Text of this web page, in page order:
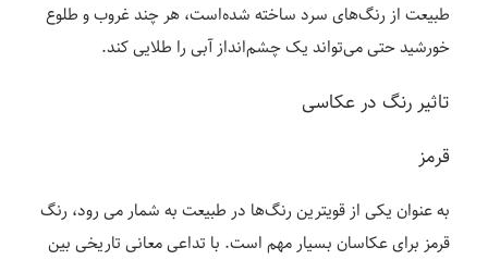
طبیعت از رنگ‌های سرد ساخته شده‌است، هر چند غروب و طلوع
خورشید حتی می‌تواند یک چشم‌انداز آبی را طلایی کند.
تاثیر رنگ در عکاسی
قرمز
به عنوان یکی از قویترین رنگ‌ها در طبیعت به شمار می رود، رنگ
قرمز برای عکاسان بسیار مهم است. با تداعی معانی تاریخی بین